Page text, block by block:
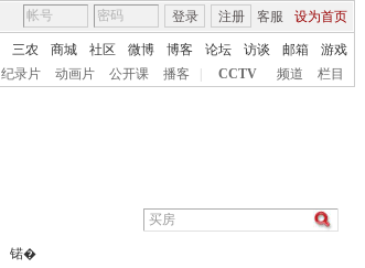
客服 设为首页
登录 注册
三农 商城 社区 微博 博客 论坛 访谈 邮箱
游戏
纪录片 动画片 公开课 播客 CCTV 频道 栏目
锘�